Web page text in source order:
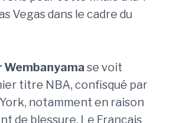
Vegas dans le cadre du
se voit
titre NBA, confisqué par
notamment en raison
de blessure. Le Français